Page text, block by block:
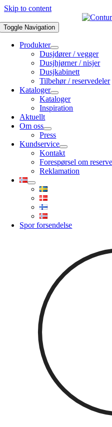
Skip to content
Toggle Navigation
Produkter
Dusjdører / vegger
Dusjhjørner / nisjer
Dusjkabinett
Tilbehør / reservedeler
Kataloger
Kataloger
Inspiration
Aktuellt
Om oss
Press
Kundservice
Kontakt
Forespørsel om
Reklamation
Spor forsendelse